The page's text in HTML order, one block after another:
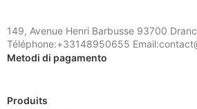
149, Avenue Henri Barbusse 93700
Téléphone:+33148950655
Metodi di pagamento
Produits